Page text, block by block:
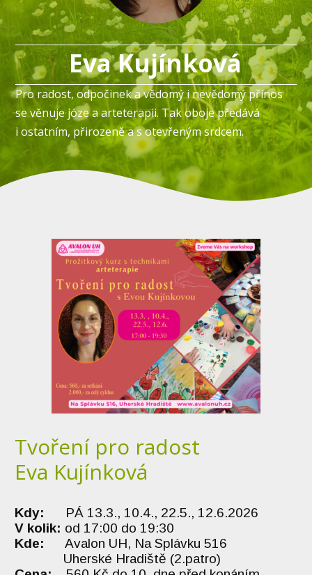
Eva Kujínková
Pro radost, odpočinek a vědomý i nevědomý přínos
se věnuje józe a arteterapii. Tak oboje předává
i ostatním, přirozeně a s otevřeným srdcem.
Tvoření pro radost
Eva Kujínková
Kdy:
PÁ 13.3., 10.4., 22.5., 12.6.2026
V kolik: od 17:00 do 19:30
Kde:
Avalon UH, Na Splávku 516
Uherské Hradiště (2.patro)